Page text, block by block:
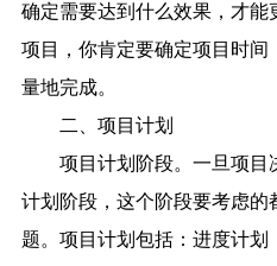
确定需要达到什么效果，才能
项目，你肯定要确定项目时间
量地完成。
二、项目计划
项目计划阶段。一旦项目
计划阶段，这个阶段要考虑的
题。项目计划包括：进度计划